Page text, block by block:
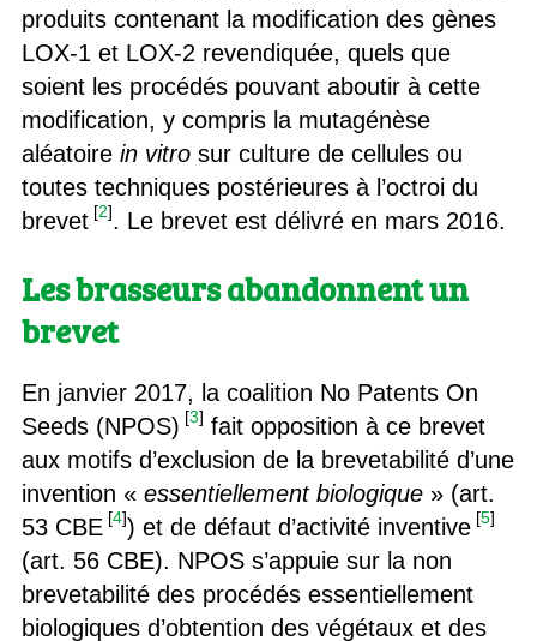
produits contenant la modification des gènes
LOX-1 et LOX-2 revendiquée, quels que
soient les procédés pouvant aboutir à cette
modification, y compris la mutagénèse
aléatoire in vitrosur culture de cellules ou
toutes techniques postérieures à l’octroi du
brevet [2]. Le brevet est délivré en mars 2016.
Les brasseurs abandonnent un
brevet
En janvier 2017, la coalition No Patents On
Seeds (NPOS) [3] fait opposition à ce brevet
aux motifs d’exclusion de la brevetabilité d’une
invention « essentiellement biologique» (art.
53 CBE [4]) et de défaut d’activité inventive [5]
(art. 56 CBE). NPOS s’appuie sur la non
brevetabilité des procédés essentiellement
biologiques d’obtention des végétaux et des